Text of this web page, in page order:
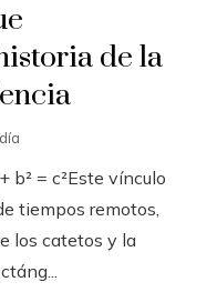
de la
b² = c²Este vínculo
tiempos remotos,
los catetos y la